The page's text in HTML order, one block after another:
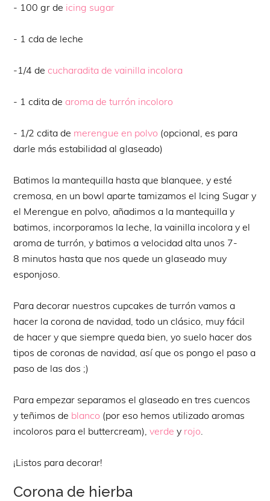
- 100 gr de icing sugar
- 1 cda de leche
-1/4 de cucharadita de vainilla incolora
- 1 cdita de aroma de turrón incoloro
- 1/2 cdita de merengue en polvo (opcional, es para
darle más estabilidad al glaseado)
Batimos la mantequilla hasta que blanquee, y esté
cremosa, en un bowl aparte tamizamos el Icing Sugar y
el Merengue en polvo, añadimos a la mantequilla y
batimos, incorporamos la leche, la vainilla incolora y el
aroma de turrón, y batimos a velocidad alta unos 7-
8 minutos hasta que nos quede un glaseado muy
esponjoso.
Para decorar nuestros cupcakes de turrón vamos a
hacer la corona de navidad, todo un clásico, muy fácil
de hacer y que siempre queda bien, yo suelo hacer dos
tipos de coronas de navidad, así que os pongo el paso a
paso de las dos ;)
Para empezar separamos el glaseado en tres cuencos
y teñimos de blanco (por eso hemos utilizado aromas
incoloros para el buttercream), verde y rojo
¡Listos para decorar!
Corona de hierba